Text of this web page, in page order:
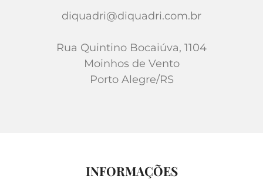
diquadri@diquadri.com.br
Rua Quintino Bocaiúva, 1104
Moinhos de Vento
Porto Alegre/RS
INFORMAÇÕES